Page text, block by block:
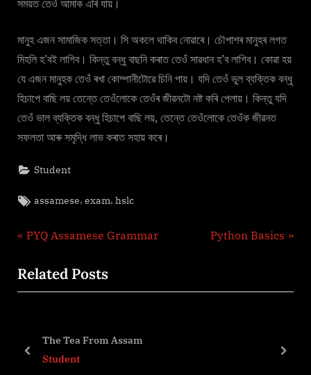
সময়ত তেওঁ আমাক এৰি যায়।
মানুহ এজন সামাজিক সত্তা। সি অকলে থাকিব নোৱাৰে। চৌপাশৰ মানুহৰ লগত
মিহলি হ’বই লাগিব। কিন্তু বন্ধু বাছনি কৰাত তেওঁ সাৱধান হ’ব লাগিব। কোৱা হয়
যে এজন মানুহক তেওঁ ৰখা কোম্পানীটোৱে চিনি পায়। যদি তেওঁ ভুল ব্যক্তিক বন্ধু
হিচাপে বাছি লয় তেন্তে তেওঁলোকে তেওঁৰ জীৱনটো নষ্ট কৰি পেলায়। কিন্তু যদি
তেওঁ ভাল ব্যক্তিক বন্ধু হিচাপে বাছি লয়, তেন্তে তেওঁলোকে তেওঁক জীৱনত
সফলতা আৰু সমৃদ্ধি লাভ কৰাত সহায় কৰে।
Student
Tags:
assamese,exam,hslc
Post
navigation
P
e
v
u
PYQ Assamese Grammar
N
t
Python Basics
Related Posts
The Tea From Assam
Student
prev next